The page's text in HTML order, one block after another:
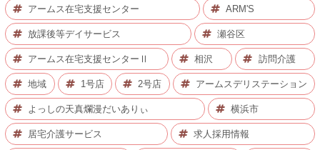
アームス在宅支援センター ARM'S
放課後等デイサービス 瀬谷区
アームス在宅支援センターⅡ 相沢 訪問介護
地域 1号店 2号店 アームスデリステーション
よっしの天真爛漫だいありぃ 横浜市
居宅介護サービス 求人採用情報